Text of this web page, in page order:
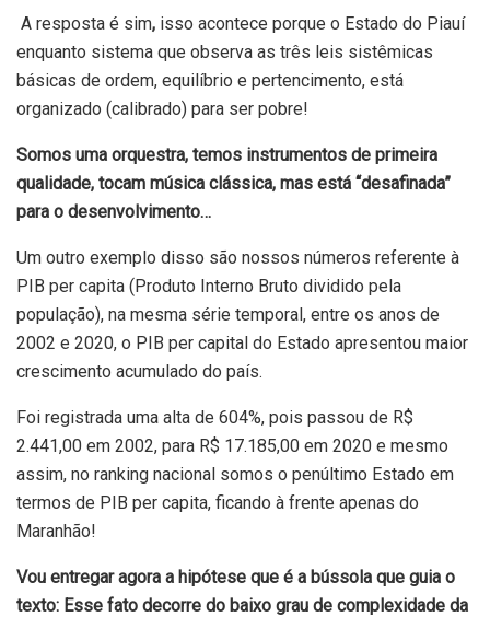
A resposta é sim, isso acontece porque o Estado do Piauí
enquanto sistema que observa as três leis sistêmicas
básicas de ordem, equilíbrio e pertencimento, está
organizado (calibrado) para ser pobre!
Somos uma orquestra, temos instrumentos de primeira
qualidade, tocam música clássica, mas está “desafinada”
para o desenvolvimento…
Um outro exemplo disso são nossos números referente à
PIB per capita (Produto Interno Bruto dividido pela
população), na mesma série temporal, entre os anos de
2002 e 2020, o PIB per capital do Estado apresentou maior
crescimento acumulado do país.
Foi registrada uma alta de 604%, pois passou de R$
2.441,00 em 2002, para R$ 17.185,00 em 2020 e mesmo
assim, no ranking nacional somos o penúltimo Estado em
termos de PIB per capita, ficando à frente apenas do
Maranhão!
Vou entregar agora a hipótese que é a bússola que guia o
texto: Esse fato decorre do baixo grau de complexidade da